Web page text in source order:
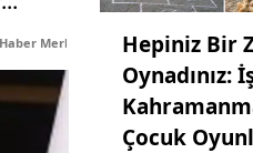
Merkezi
Hepiniz Bir
Oynadınız:
Çocuk